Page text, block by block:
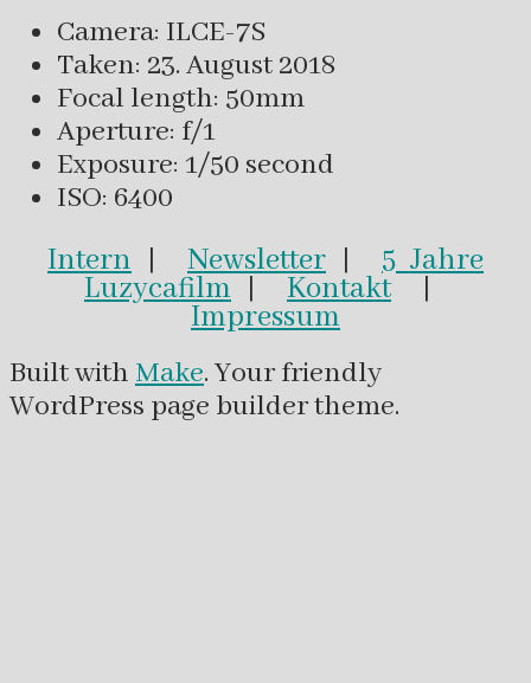
Camera: ILCE-7S
Taken: 23. August 2018
Focal length: 50mm
Aperture: f/1
Exposure: 1/50 second
ISO: 6400
Intern | Newsletter | 5 Jahre
Luzycafilm | Kontakt|
Impressum
Built with Make. Your friendly
WordPress page builder theme.